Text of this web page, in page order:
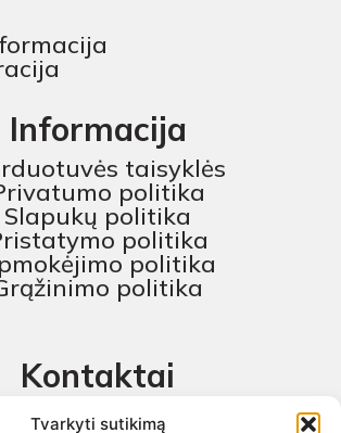
Tvarkyti sutikimą
Informacija
taisyklės
politika
Slapukų politika
politika
politika
politika
Kontaktai